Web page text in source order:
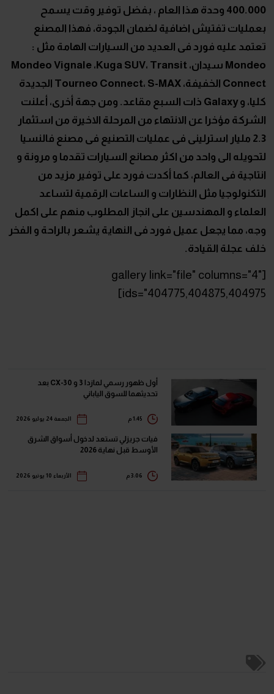
400.000 وحدة هذا العام ، بفضل توفير وقت يسمح
بعمليات تفتيش اضافية لضمان الجودة، فهذا المصنع
تعتمد عليه فورد فى العديد من السيارات الهامة مثل :
Mondeo سيدان، Mondeo Vignale ،Kuga SUV، Transit
Connect الخفيفة، Tourneo Connect، S-MAX الجديدة
كليا، و Galaxy ذات السبع مقاعد. ومن جهة أخرى، أعلنت
الشركة مؤخرا عن الانتهاء من المرحلة الاخيرة من استثمار
2.3 مليار استرلينى فى عمليات التصنيع فى مصنع فالنسيا
لتحويله الى واحد من اكثر مصانع السيارات تقدما و مرونة و
انتاجية فى العالم، كما أكدت فورد على توفير مزيد من
التكنولوجيا مثل النظارات و الساعات الرقمية لتساعد
العلماء و المهندسين على انجاز المطلوب منهم على اكمل
وجه، مما يجعل عميل فورد فى النهاية يشعر بالراحة و الفخر
خلف عجلة القيادة.
[gallery link="file" columns="4"
ids="404775,404875,404975]
أول ظهور رسمي لمازدا 3 و CX-30 بعد
تحديثهما للسوق الياباني
الجمعة 24 يوليو 2026
فيات جريزلي تستعد لدخول أسواق الشرق
الأوسط قبل نهاية 2026
الأربعاء 10 يونيو 2026